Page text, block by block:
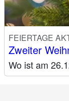
FEIERTAGE
Zweiter
Wo ist am